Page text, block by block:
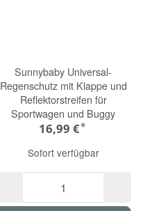
Sunnybaby Universal-
Regenschutz mit Klappe und
Reflektorstreifen für
Sportwagen und Buggy
16,99 €*
Sofort verfügbar